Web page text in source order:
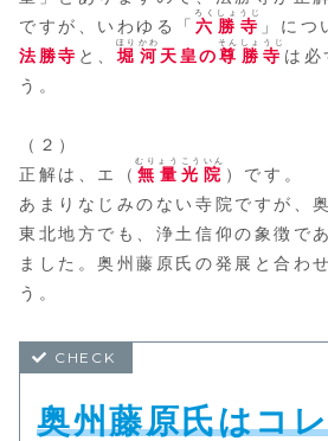
ですが、いわゆる「六勝寺
ろくしょうじ
」につ
法勝寺 と、 堀河
ほりかわ
天皇の尊勝寺
そんしょうじ
は必
う。
（２）
正解は、エ（ 無量光院
むりょうこういん
）です。
あまりなじみのない寺院ですが、
東北地方でも、浄土信仰の象徴で
ました。奥州藤原氏の発展と合わ
う。
奥州藤原氏はコ